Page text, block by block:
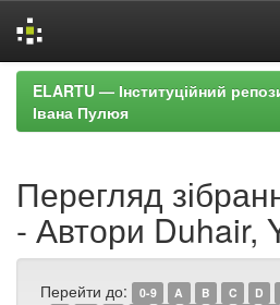
Skip
navigation
ELARTU — Інституційний
Івана Пулюя
Перегляд
- Автори Duhair,
Перейти до: 0-9 A B C D